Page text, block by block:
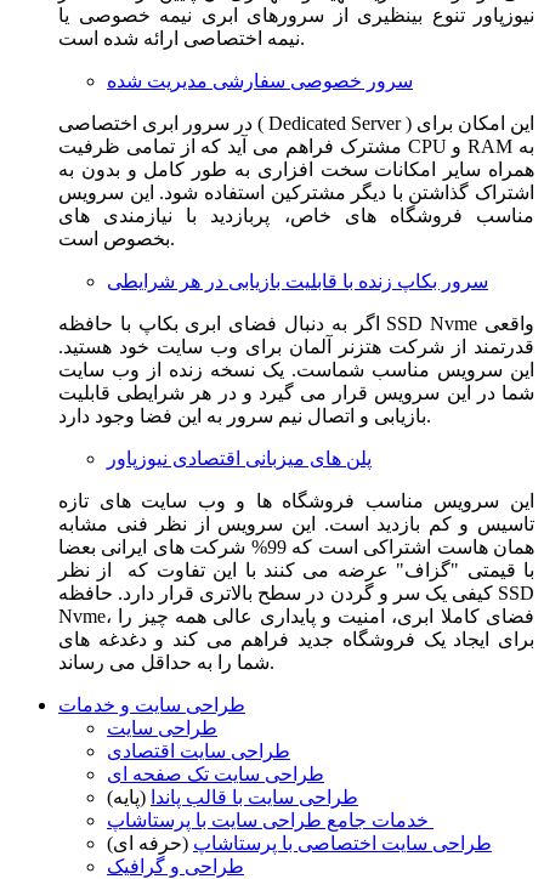
نیوزپاور تنوع بینظیری از سرورهای ابری نیمه خصوصی یا
نیمه اختصاصی ارائه شده است.
سرور خصوصی سفارشی مدیریت شده
در سرور ابری اختصاصی ( Dedicated Server ) این امکان برای
مشترک فراهم می آید که از تمامی ظرفیت CPU و RAM به
همراه سایر امکانات سخت افزاری به طور کامل و بدون به
اشتراک گذاشتن با دیگر مشترکین استفاده شود. این سرویس
مناسب فروشگاه های خاص، پربازدید با نیازمندی های
بخصوص است.
سرور بکاپ زنده با قابلیت بازیابی در هر شرایطی
اگر به دنبال فضای ابری بکاپ با حافظه SSD Nvme واقعی
قدرتمند از شرکت هتزنر آلمان برای وب سایت خود هستید.
این سرویس مناسب شماست. یک نسخه زنده از وب سایت
شما در این سرویس قرار می گیرد و در هر شرایطی قابلیت
بازیابی و اتصال نیم سرور به این فضا وجود دارد.
پلن های میزبانی اقتصادی نیوزپاور
این سرویس مناسب فروشگاه ها و وب سایت های تازه
تاسیس و کم بازدید است. این سرویس از نظر فنی مشابه
همان هاست اشتراکی است که 99% شرکت های ایرانی بعضا
با قیمتی "گزاف" عرضه می کنند با این تفاوت که از نظر
کیفی یک سر و گردن در سطح بالاتری قرار دارد. حافظه SSD
Nvme، فضای کاملا ابری، امنیت و پایداری عالی همه چیز را
برای ایجاد یک فروشگاه جدید فراهم می کند و دغدغه های
شما را به حداقل می رساند.
طراحی سایت و خدمات
طراحی سایت
طراحی سایت اقتصادی
طراحی سایت تک صفحه ای
طراحی سایت با قالب پاندا (پایه)
طراحی سایت اختصاصی با پرستاشاپ (حرفه ای)
طراحی و گرافیک